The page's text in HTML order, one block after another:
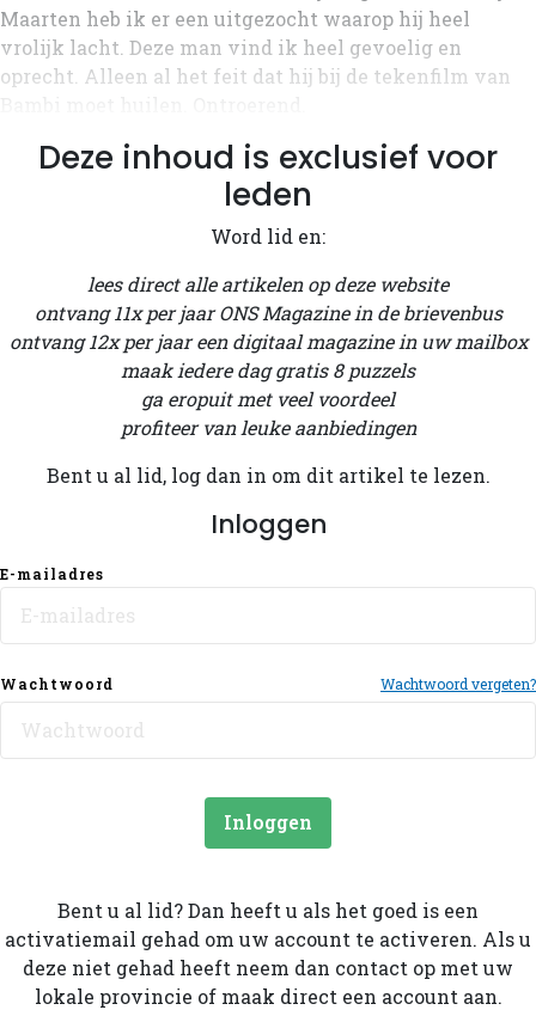
Maarten heb ik er een uitgezocht waarop hij heel
vrolijk lacht. Deze man vind ik heel gevoelig en
oprecht. Alleen al het feit dat hij bij de tekenfilm van
Deze inhoud is exclusief voor
leden
Word lid en:
lees direct alle artikelen op deze website
ontvang 11x per jaar ONS Magazine in de brievenbus
ontvang 12x per jaar een digitaal magazine in uw mailbox
maak iedere dag gratis 8 puzzels
ga eropuit met veel voordeel
profiteer van leuke aanbiedingen
Bent u al lid, log dan in om dit artikel te lezen.
Inloggen
E-mailadres
Wachtwoord Wachtwoord vergeten?
Inloggen
Bent u al lid? Dan heeft u als het goed is een
activatiemail gehad om uw account te activeren. Als u
deze niet gehad heeft neem dan contact op met uw
lokale provincie of maak direct een account aan.